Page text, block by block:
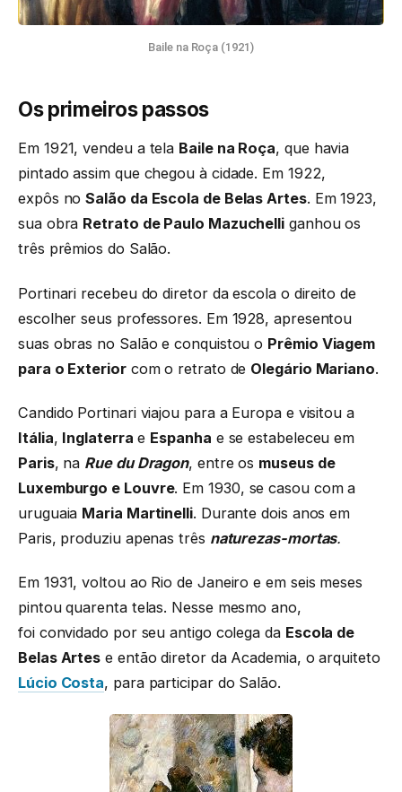
Baile na Roça (1921)
Os primeiros passos
Em 1921, vendeu a tela Baile na Roça, que havia
pintado assim que chegou à cidade. Em 1922,
expôs noSalão da Escola de Belas Artes. Em 1923,
sua obra Retrato de Paulo Mazuchelli ganhou os
três prêmios do Salão.
Portinari recebeu do diretor da escola o direito de
escolher seus professores. Em 1928, apresentou
suas obras no Salão e conquistou o Prêmio Viagem
para o Exteriorcom o retrato de Olegário Mariano.
Candido Portinari viajou para a Europa e visitou a
Itália, Inglaterra e Espanha e se estabeleceu em
Paris, na Rue du Dragon, entre os museus de
Luxemburgo e Louvre. Em 1930, se casou com a
uruguaia Maria Martinelli. Durante dois anos em
Paris, produziu apenas três naturezas-mortas.
Em 1931, voltou ao Rio de Janeiro e em seis meses
pintou quarenta telas. Nesse mesmo ano,
foi convidado por seu antigo colega da Escola de
Belas Artes e então diretor da Academia, o arquiteto
Lúcio Costa, para participar do Salão.